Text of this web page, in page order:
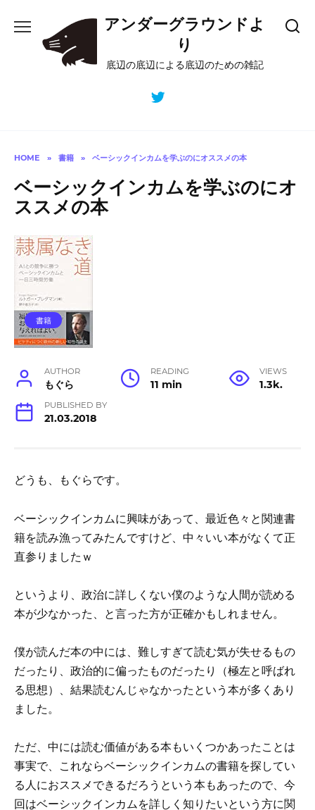
content
アンダーグラウンドよ
り
底辺の底辺による底辺のための雑記
HOME » 書籍 » ベーシックインカムを学ぶのにオススメの本
ベーシックインカムを学ぶのにオ
ススメの本
書籍
AUTHOR
もぐら
READING
11 min
VIEWS
1.3k.
PUBLISHED BY
21.03.2018
どうも、もぐらです。
ベーシックインカムに興味があって、最近色々と関連書
籍を読み漁ってみたんですけど、中々いい本がなくて正
直参りましたｗ
というより、政治に詳しくない僕のような人間が読める
本が少なかった、と言った方が正確かもしれません。
僕が読んだ本の中には、難しすぎて読む気が失せるもの
だったり、政治的に偏ったものだったり（極左と呼ばれ
る思想）、結果読むんじゃなかったという本が多くあり
ました。
ただ、中には読む価値がある本もいくつかあったことは
事実で、これならベーシックインカムの書籍を探してい
る人におススメできるだろうという本もあったので、今
回はベーシックインカムを詳しく知りたいという方に関